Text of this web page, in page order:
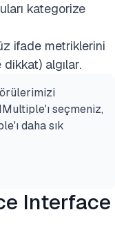
kategorize
ifade metriklerini
algılar.
seçmeniz,
daha sık
Interface